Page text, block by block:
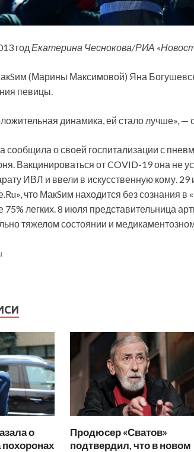
год Екатерина Чеснокова/РИА
(Марины Максимовой) Яна
певицы.
динамика, ей стало лучше», —
о своей госпитализации с
Вакцинироваться от COVID-19 она не
ИВЛ и ввели в искусственную кому.
что МакSим находится без сознания
легких. 8 июля представительница
тяжелом состоянии и
о
Продюсер «Сватов»
подтвердил, что в новом